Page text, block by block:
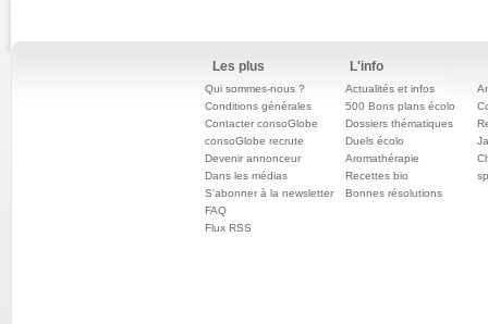
Les plus
Qui sommes-nous ?
Conditions générales
Contacter consoGlobe
consoGlobe recrute
Devenir annonceur
Dans les médias
S'abonner à la newsletter
FAQ
Flux RSS
L'info
Actualités et infos
500 Bons plans écolo
Dossiers thématiques
Duels écolo
Aromathérapie
Recettes bio
Bonnes résolutions